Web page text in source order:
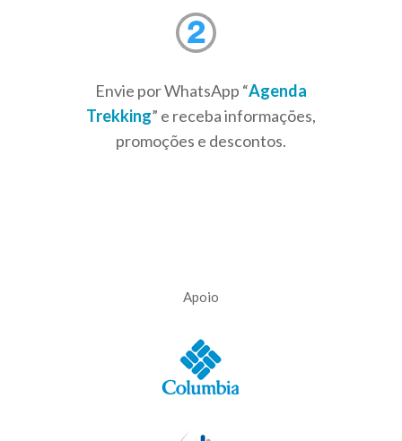
Envie por WhatsApp “Agenda
Trekking” e receba informações,
promoções e descontos.
Apoio